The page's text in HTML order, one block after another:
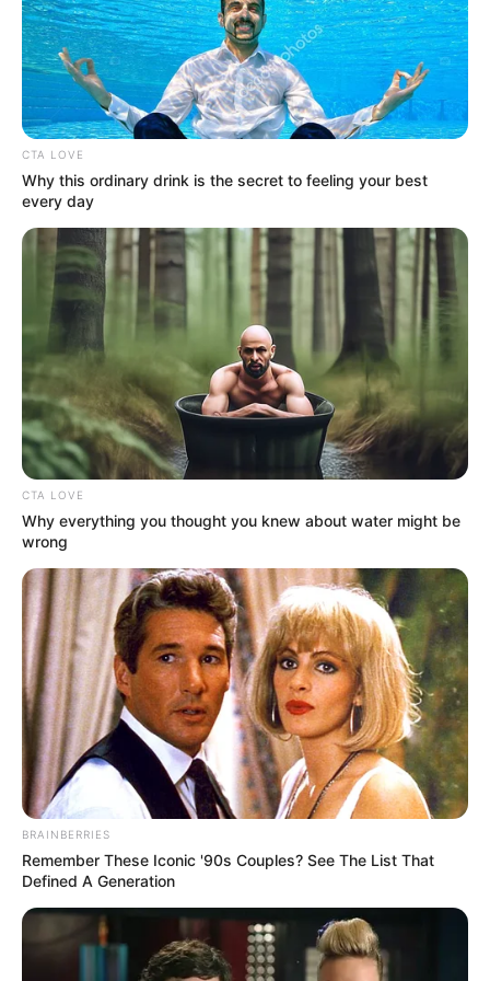
Mundo 2026.
Para el equipo nacional, la competencia es un reto y
revancha para mejorar su última aparición. Colombia
jugó la edición del 2000 y arribó hasta la final, pero cayó
ante una sorpresiva Canadá.
Le puede interesar:Argentina goleó a Chile y ahora
enfrentará a Colombia: la revancha esperada
Hasta el momento, la CONCACAF sigue evaluando las
mejores fechas para llevar a cabo el torneo. La idea es
reunir a varios de los mejores equipos del mundo en un
evento que serviría como una gran antesala de la Copa
del Mundo 2026.
COMPARTIR
ALERTA BOGOTÁ EN GOOGLE NEWS
TEMAS RELACIONADOS
JAMES RODRÍGUEZ SELECCIÓN COLOMBIA MÉXICO
MANTÉNGASE EN ALERTA
Tenemos todas las noticias que le
interesan. Para estar bien informado, por
favor, active las notificaciones de Alerta.
ACTIVAR AHORA
TEMAS DESTACADOS
CTA LOVE
Why this ordinary drink is the secret to feeling your best
every day
CTA LOVE
Why everything you thought you knew about water might be
wrong
BRAINBERRIES
Remember These Iconic '90s Couples? See The List That
Defined A Generation